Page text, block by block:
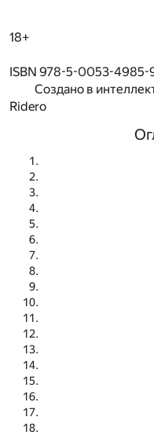
18+
ISBN 978-5-0053-4985-
Создано в
Ridero